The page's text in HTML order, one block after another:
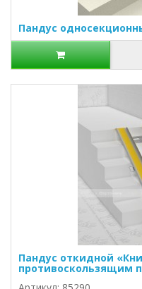
Пандус
Пандус откидной
противоскользящим